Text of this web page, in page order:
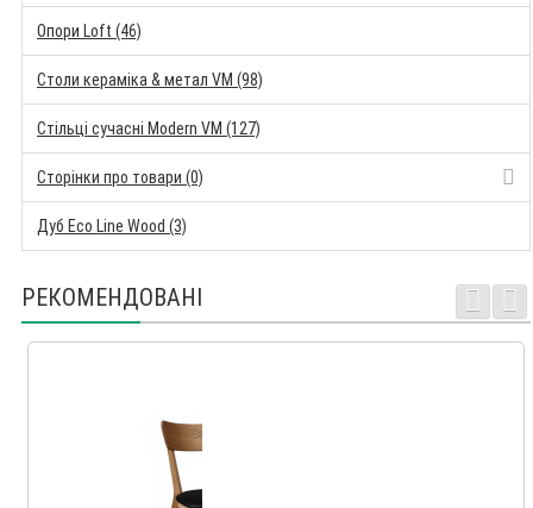
Опори Loft (46)
Столи кераміка & метал VM (98)
Стільці сучасні Modern VM (127)
Сторінки про товари (0)
Дуб Eco Line Wood (3)
РЕКОМЕНДОВАНІ